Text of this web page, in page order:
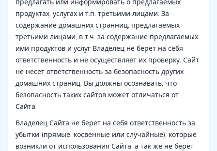
предлагать или информировать о предлагаемых
продуктах. услугах и т.п. третьими лицами. За
содержание домашних странниц, предлагаемых
третьими лицами, в т.ч. за содержание предлагаемых
ими продуктов и услуг Владелец не берет на себя
ответственность и не осуществляет их проверку. Сайт
не несет ответственность за безопасность других
домашних страниц. Вы должны осознавать, что
безопасность таких сайтов может отличаться от
Сайта.
Владелец Сайта не берет на себя ответственность за
убытки (прямые, косвенные или случайные), которые
возникли от использования Сайта, а так же не берет